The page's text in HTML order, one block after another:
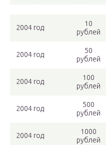
2004 год
10
рублей
2004 год
50
рублей
2004 год
100
рублей
2004 год
500
рублей
2004 год
1000
рублей